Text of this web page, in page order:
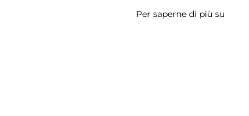
Per saperne di più su